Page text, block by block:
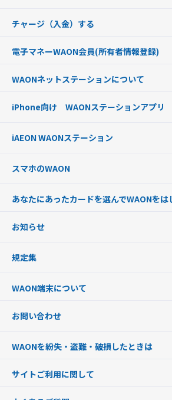
チャージ（入金）する
現金でチャージする
銀行口座・ATMからチャージする
オートチャージ
ポイントからチャージする
チャージ上限金額の変更について
電子マネーWAON会員(所有者情報登録)
WAON POINTサービス会員登録に伴う個人デー
WAONネットステーションについて
WAONネットステーションWAON端末について
iPhone向け WAONステーションアプリ
iAEON WAONステーション
スマホのWAON
あなたにあったカードを選んでWAONをは
フードバンク応援WAON
ご当地WAON
G.G WAON
WAONカード・WAONカードプラス
モバイルWAON
提携WAONカード
お知らせ
規定集
WAON端末について
WAONネットステーション
新型WAONステーション
WAONチャージャーmini
お問い合わせ
WAONを紛失・盗難・破損したときは
WAONカードの拾得について
サイトご利用に関して